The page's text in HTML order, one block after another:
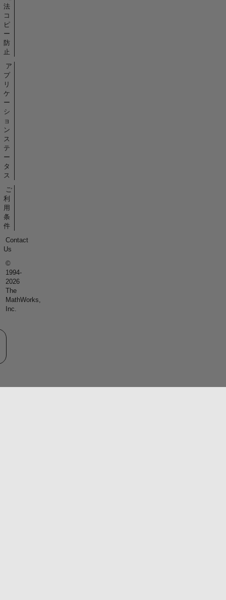
法
コ
ピ
ー
防
止
ア
プ
リ
ケ
ー
シ
ョ
ン
ス
テ
ー
タ
ス
ご
利
用
条
件
Contact
Us
©
1994-
2026
The
MathWorks,
Inc.
サイトの選択